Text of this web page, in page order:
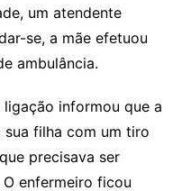
um atendente
se, a mãe efetuou
ambulância.
informou que a
filha com um tiro
precisava ser
enfermeiro ficou